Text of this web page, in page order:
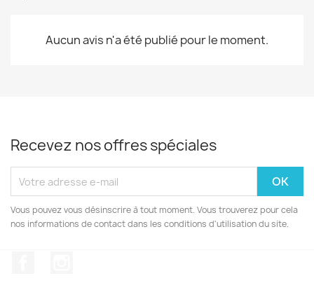
Aucun avis n'a été publié pour le moment.
Recevez nos offres spéciales
Vous pouvez vous désinscrire à tout moment. Vous trouverez pour cela
nos informations de contact dans les conditions d'utilisation du site.